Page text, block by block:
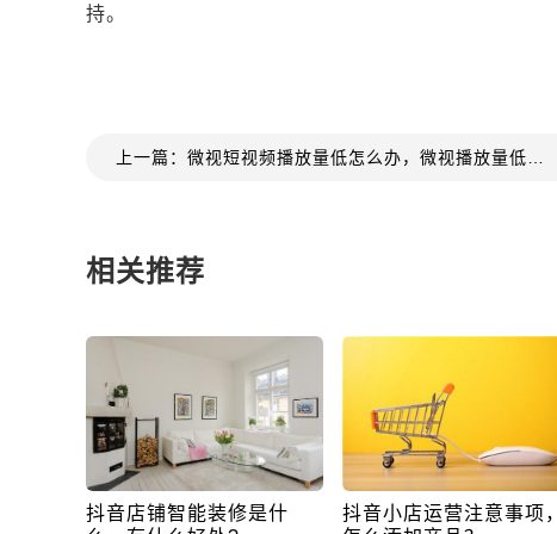
持。
相关推荐
抖音店铺智能装修是什
抖音小店运营注意事项，